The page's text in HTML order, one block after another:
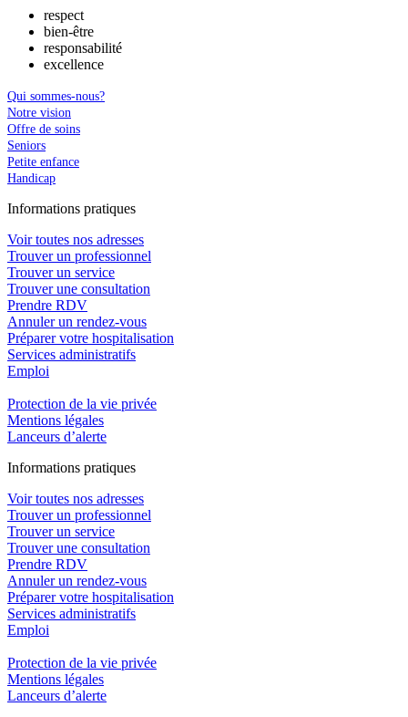
respect
bien-être
responsabilité
excellence
Qui sommes-nous?
Notre vision
Offre de soins
Seniors
Petite enfance
Handicap
Informations pratiques
Voir toutes nos adresses
Trouver un professionnel
Trouver un service
Trouver une consultation
Prendre RDV
Annuler un rendez-vous
Préparer votre hospitalisation
Services administratifs
Emploi​
Protection de la vie privée
Mentions légales
Lanceurs d’alerte
Informations pratiques
Voir toutes nos adresses
Trouver un professionnel
Trouver un service
Trouver une consultation
Prendre RDV
Annuler un rendez-vous
Préparer votre hospitalisation
Services administratifs
Emploi​
Protection de la vie privée
Mentions légales
Lanceurs d’alerte